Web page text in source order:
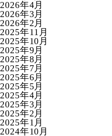
2026年4月
2026年3月
2026年2月
2025年11月
2025年10月
2025年9月
2025年8月
2025年7月
2025年6月
2025年5月
2025年4月
2025年3月
2025年2月
2025年1月
2024年10月